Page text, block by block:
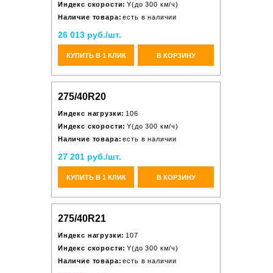
Индекс скорости: Y(до 300 км/ч)
Наличие товара: есть в наличии
26 013 руб./шт.
КУПИТЬ В 1 КЛИК В КОРЗИНУ
275/40R20
Индекс нагрузки: 106
Индекс скорости: Y(до 300 км/ч)
Наличие товара: есть в наличии
27 201 руб./шт.
КУПИТЬ В 1 КЛИК В КОРЗИНУ
275/40R21
Индекс нагрузки: 107
Индекс скорости: Y(до 300 км/ч)
Наличие товара: есть в наличии